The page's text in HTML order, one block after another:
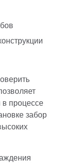
процессе
забор